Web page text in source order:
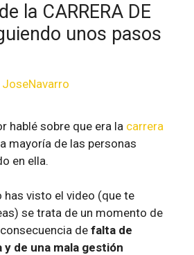
la CARRERA DE
unos pasos
JoseNavarro
hablé sobre que era la carrera
mayoría de las personas
en ella.
has visto el video (que te
se trata de un momento de
de falta de
de una mala gestión